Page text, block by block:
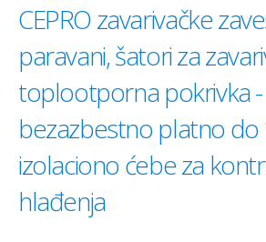
CEPRO zavarivačke
paravani, šatori za
toplootporna pokrivka -
bezazbestno platno do
izolaciono ćebe za
hlađenja